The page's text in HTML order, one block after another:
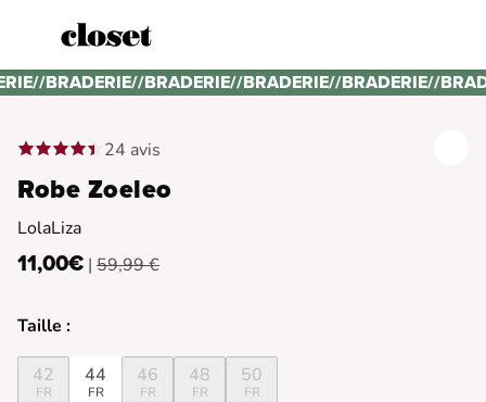
//BRADERIE//BRADERIE//BRADERIE//BRADERIE//
24 avis
Robe Zoeleo
LolaLiza
11,00€ | 59,99 €
Taille :
42
FR
44
FR
46
FR
48
FR
50
FR